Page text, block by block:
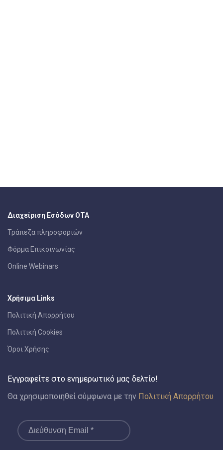
Διαχείριση Εσόδων ΟΤΑ
Τράπεζα πληροφοριών
Φόρμα Επικοινωνίας
Online Webinars
Χρήσιμα Links
Πολιτική Απορρήτου
Πολιτική Cookies
Όροι Χρήσης
Εγγραφείτε στο ενημερωτικό μας δελτίο!
Θα χρησιμοποιηθεί σύμφωνα με την Πολιτική Απορρήτου